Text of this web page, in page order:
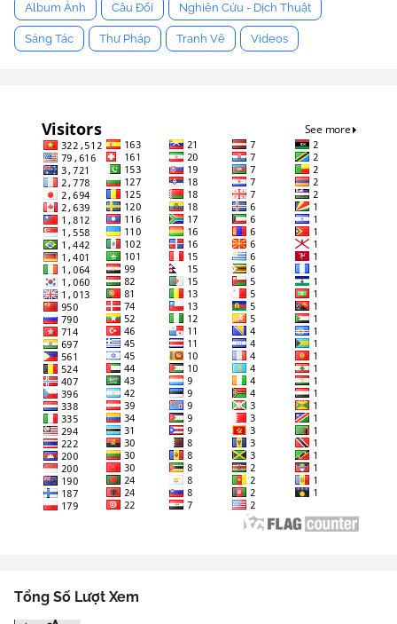
Album Ảnh Câu Đối Nghiên Cứu - Dịch Thuật
Sáng Tác Thư Pháp Tranh Vẽ Videos
Tổng Số Lượt Xem